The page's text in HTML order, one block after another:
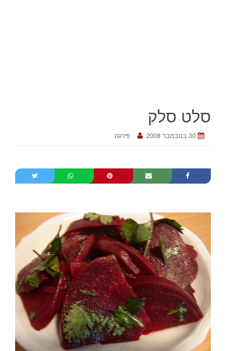
סלט סלק
30 בנובמבר 2008 פירגה